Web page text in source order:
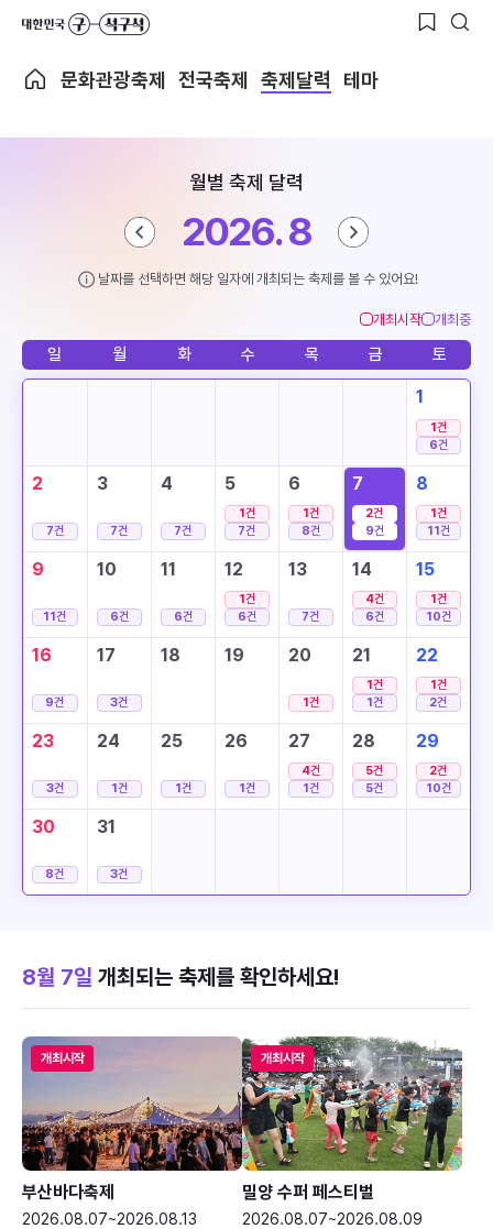
문화관광축제 전국축제 축제달력 테마
월별 축제 달력
2026. 8
날짜를 선택하면 해당 일자에 개최되는 축제를 볼 수 있어요!
개최시작 개최중
일 월 화 수 목 금 토
1
1건
6건
2
7건
3
7건
4
7건
5
1건
7건
6
1건
8건
7
2건
9건
8
1건
11건
9
11건
10
6건
11
6건
12
1건
6건
13
7건
14
4건
6건
15
1건
10건
16
9건
17
3건
18 19 20
1건
21
1건
1건
22
1건
2건
23
3건
24
1건
25
1건
26
1건
27
4건
1건
28
5건
5건
29
2건
10건
30
8건
31
3건
8월 7일 개최되는 축제를 확인하세요!
개최시작
부산바다축제
2026.08.07~2026.08.13
개최시작
밀양 수퍼 페스티벌
2026.08.07~2026.08.09